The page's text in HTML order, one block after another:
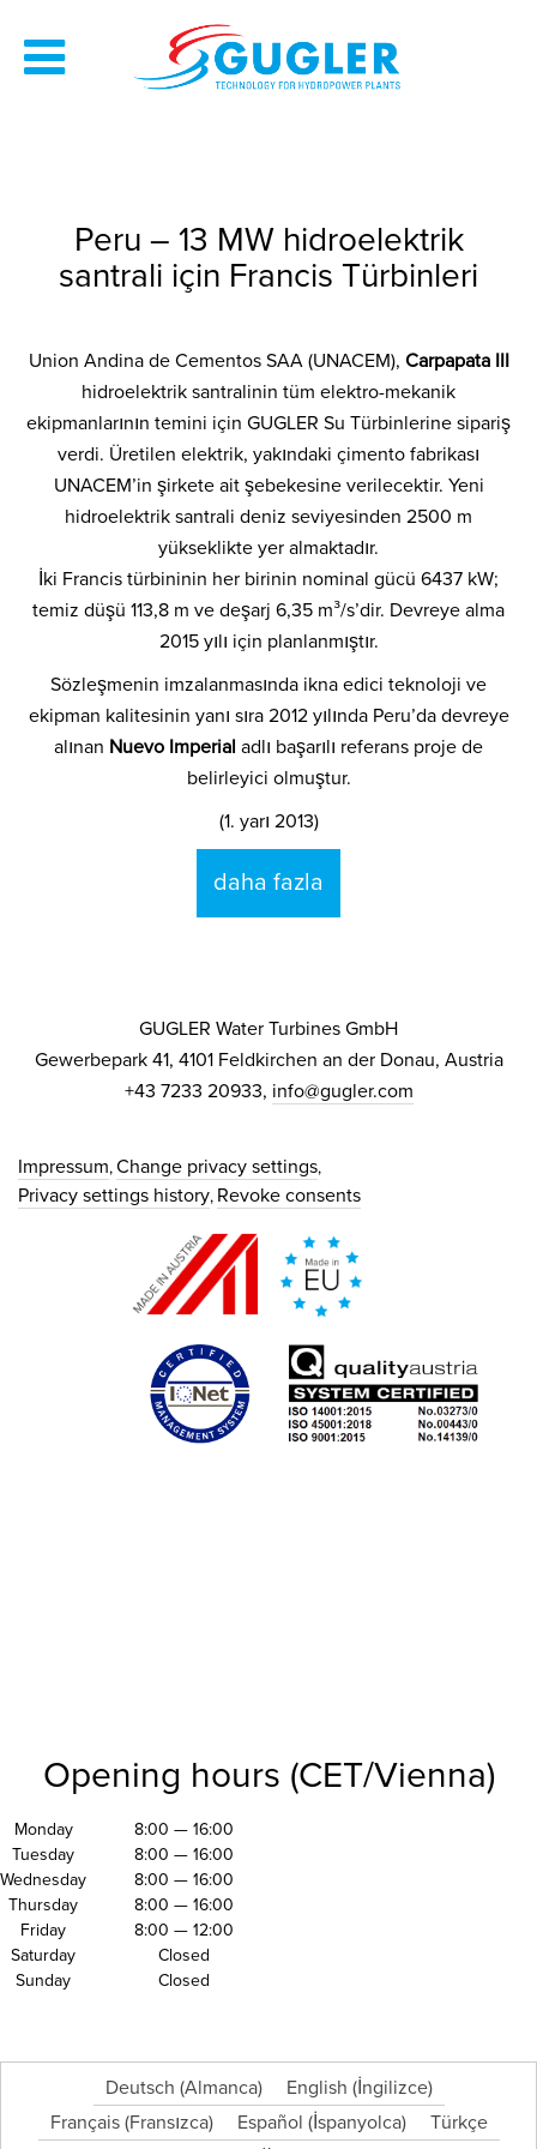
Peru – 13 MW hidroelektrik
santrali için Francis Türbinleri
Union Andina de Cementos SAA (UNACEM), Carpapata III
hidroelektrik santralinin tüm elektro-mekanik
ekipmanlarının temini için GUGLER Su Türbinlerine sipariş
verdi. Üretilen elektrik, yakındaki çimento fabrikası
UNACEM’in şirkete ait şebekesine verilecektir. Yeni
hidroelektrik santrali deniz seviyesinden 2500 m
yükseklikte yer almaktadır.
İki Francis türbininin her birinin nominal gücü 6437 kW;
temiz düşü 113,8 m ve deşarj 6,35 m³/s’dir. Devreye alma
2015 yılı için planlanmıştır.
Sözleşmenin imzalanmasında ikna edici teknoloji ve
ekipman kalitesinin yanı sıra 2012 yılında Peru’da devreye
alınan Nuevo Imperial adlı başarılı referans proje de
belirleyici olmuştur.
(1. yarı 2013)
daha fazla
GUGLER Water Turbines GmbH
Gewerbepark 41, 4101 Feldkirchen an der Donau, Austria
+43 7233 20933, info@gugler.com
Impressum Change privacy settings
Privacy settings history Revoke consents
Opening hours (CET/Vienna)
Monday
8:00 — 16:00
Tuesday
8:00 — 16:00
Wednesday
8:00 — 16:00
Thursday
8:00 — 16:00
Friday
8:00 — 12:00
Saturday
Closed
Sunday
Closed
Deutsch (Almanca) English (İngilizce)
Français(Fransızca) Español (İspanyolca)
Türkçe